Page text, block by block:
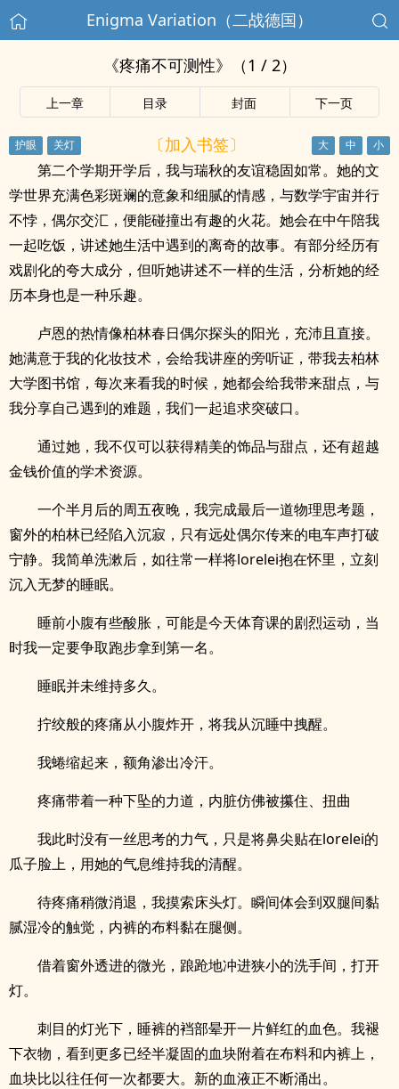
Enigma Variation（二战德国）
《疼痛不可测性》（1 / 2）
上一章 目录 封面 下一页
〔加入书签〕
第二个学期开学后，我与瑞秋的友谊稳固如常。她的文
学世界充满色彩斑斓的意象和细腻的情感，与数学宇宙并行
不悖，偶尔交汇，便能碰撞出有趣的火花。她会在中午陪我
一起吃饭，讲述她生活中遇到的离奇的故事。有部分经历有
戏剧化的夸大成分，但听她讲述不一样的生活，分析她的经
历本身也是一种乐趣。
卢恩的热情像柏林春日偶尔探头的阳光，充沛且直接。
她满意于我的化妆技术，会给我讲座的旁听证，带我去柏林
大学图书馆，每次来看我的时候，她都会给我带来甜点，与
我分享自己遇到的难题，我们一起追求突破口。
通过她，我不仅可以获得精美的饰品与甜点，还有超越
金钱价值的学术资源。
一个半月后的周五夜晚，我完成最后一道物理思考题，
窗外的柏林已经陷入沉寂，只有远处偶尔传来的电车声打破
宁静。我简单洗漱后，如往常一样将lorelei抱在怀里，立刻
沉入无梦的睡眠。
睡前小腹有些酸胀，可能是今天体育课的剧烈运动，当
时我一定要争取跑步拿到第一名。
睡眠并未维持多久。
拧绞般的疼痛从小腹炸开，将我从沉睡中拽醒。
我蜷缩起来，额角渗出冷汗。
疼痛带着一种下坠的力道，内脏仿佛被攥住、扭曲
我此时没有一丝思考的力气，只是将鼻尖贴在lorelei的
瓜子脸上，用她的气息维持我的清醒。
待疼痛稍微消退，我摸索床头灯。瞬间体会到双腿间黏
腻湿冷的触觉，内裤的布料黏在腿侧。
借着窗外透进的微光，踉跄地冲进狭小的洗手间，打开
灯。
刺目的灯光下，睡裤的裆部晕开一片鲜红的血色。我褪
下衣物，看到更多已经半凝固的血块附着在布料和内裤上，
血块比以往任何一次都要大。新的血液正不断涌出。